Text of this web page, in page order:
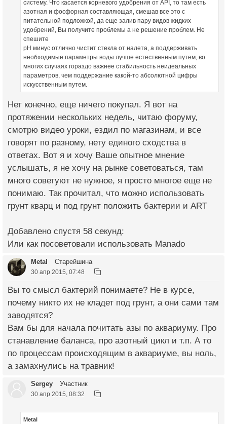
систему. Что касается корневого удобрения от API, то там есть
азотная и фосфорная составляющая, смешав все это с
питательной подложкой, да еще залив пару видов жидких
удобрений, Вы получите проблемы а не решение проблем. Не
спешите
pH минус отлично чистит стекла от налета, а поддерживать
необходимые параметры воды лучше естественным путем, во
многих случаях гораздо важнее стабильность неидеальных
параметров, чем поддержание какой-то абсолютной цифры
искусственным путем.
Нет конечно, еще ничего покупал. Я вот на
протяжении нескольких недель, читаю форуму,
смотрю видео уроки, ездил по магазинам, и все
говорят по разному, нету единого сходства в
ответах. Вот я и хочу Ваше опытное мнение
услышать, я не хочу на рынке советоваться, там
много советуют не нужное, я просто многое еще не
понимаю. Так прочитал, что можно использовать
грунт кварц и под грунт положить бактерии и ART
Добавлено спустя 58 секунд:
Или как посоветовали использовать Manado
Metal Старейшина
30 апр 2015, 07:48
Вы то смысл бактерий понимаете? Не в курсе,
почему никто их не кладет под грунт, а они сами там
заводятся?
Вам бы для начала почитать азы по аквариуму. Про
станавление баланса, про азотный цикл и т.п. А то
по процессам происходящим в аквариуме, вы ноль,
а замахнулись на травник!
Sergey Участник
30 апр 2015, 08:32
Metal